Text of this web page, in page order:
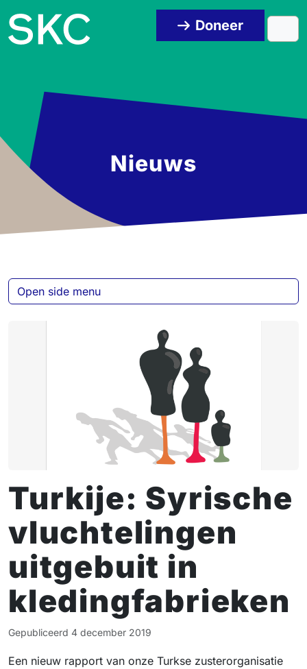
Doneer
Nieuws
Turkije: Syrische
vluchtelingen
uitgebuit in
kledingfabrieken
Gepubliceerd 4 december 2019
Een nieuw rapport van onze Turkse zusterorganisatie
Open side menu